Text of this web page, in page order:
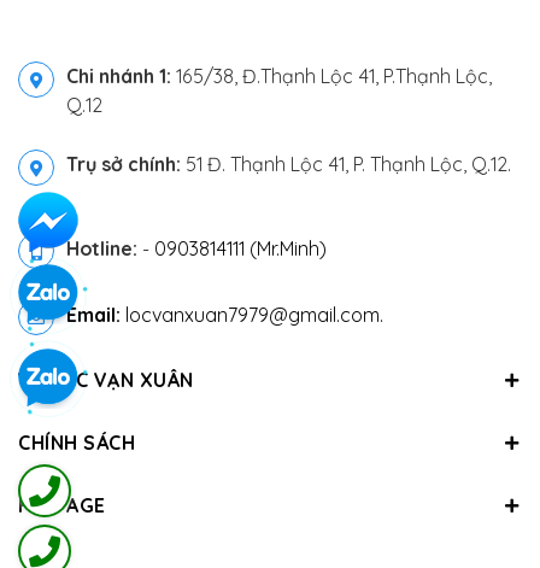
Chi nhánh 1: 165/38, Đ.Thạnh Lộc 41, P.Thạnh Lộc,
Q.12
Trụ sở chính: 51 Đ. Thạnh Lộc 41, P. Thạnh Lộc, Q.12.
Hotline: - 0903814111 (Mr.Minh)
Email: locvanxuan7979@gmail.com.
VỀ LỘC VẠN XUÂN
CHÍNH SÁCH
FANPAGE